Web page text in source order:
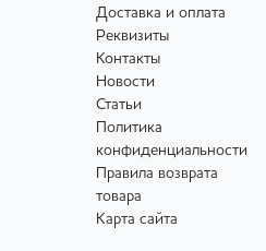
Доставка и оплата
Реквизиты
Контакты
Новости
Статьи
Политика
конфиденциальности
Правила возврата
товара
Карта сайта